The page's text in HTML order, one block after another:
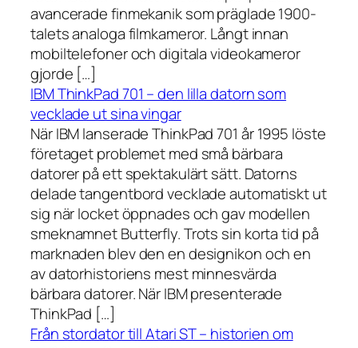
avancerade finmekanik som präglade 1900-
talets analoga filmkameror. Långt innan
mobiltelefoner och digitala videokameror
gjorde […]
IBM ThinkPad 701 – den lilla datorn som
vecklade ut sina vingar
När IBM lanserade ThinkPad 701 år 1995 löste
företaget problemet med små bärbara
datorer på ett spektakulärt sätt. Datorns
delade tangentbord vecklade automatiskt ut
sig när locket öppnades och gav modellen
smeknamnet Butterfly. Trots sin korta tid på
marknaden blev den en designikon och en
av datorhistoriens mest minnesvärda
bärbara datorer. När IBM presenterade
ThinkPad […]
Från stordator till Atari ST – historien om